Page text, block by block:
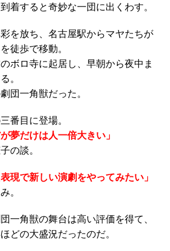
着すると奇妙な一団に出くわす。
を放ち、名古屋駅からマヤたちが
徒歩で移動。
ボロ寺に起居し、早朝から夜中ま
。
団一角獣だった。
番目に登場。
夢だけは人一倍大きい」
の談。
現で新しい演劇をやってみたい」
。
一角獣の舞台は高い評価を得て、
どの大盛況だったのだ。